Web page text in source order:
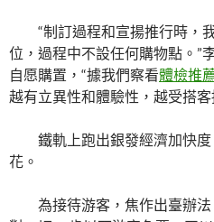
“制訂過程和宣揚推行時，
位，過程中不設任何購物點。”
自愿購置，“據我們察看體檢推
越有立異性和體驗性，越受搭客
鐵軌上跑出銀發經濟加快
花。
為接待游客，焦作出臺辦